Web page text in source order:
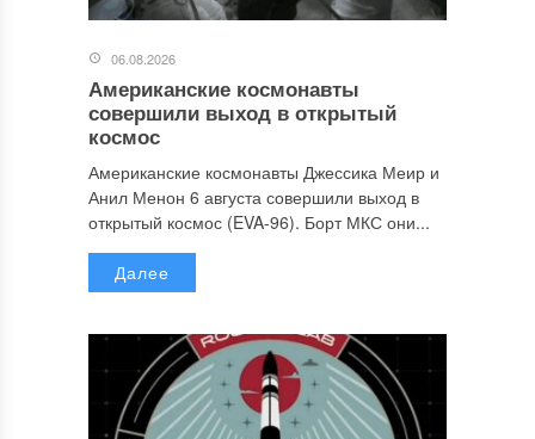
06.08.2026
Американские космонавты
совершили выход в открытый
космос
Американские космонавты Джессика Меир и
Анил Менон 6 августа совершили выход в
открытый космос (EVA-96). Борт МКС они...
Далее